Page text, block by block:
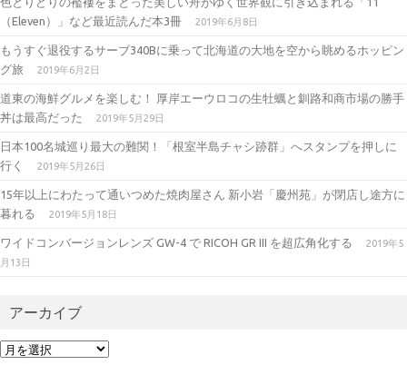
m
（Eleven）」など最近読んだ本3冊
2019年6月8日
もうすぐ退役するサーブ340Bに乗って北海道の大地を空から眺めるホッピン
グ旅
2019年6月2日
道東の海鮮グルメを楽しむ！ 厚岸エーウロコの生牡蠣と釧路和商市場の勝手
丼は最高だった
2019年5月29日
日本100名城巡り最大の難関！「根室半島チャシ跡群」へスタンプを押しに
行く
2019年5月26日
15年以上にわたって通いつめた焼肉屋さん 新小岩「慶州苑」が閉店し途方に
暮れる
2019年5月18日
ワイドコンバージョンレンズ GW-4 で RICOH GR III を超広角化する
2019年5
月13日
アーカイブ
ア